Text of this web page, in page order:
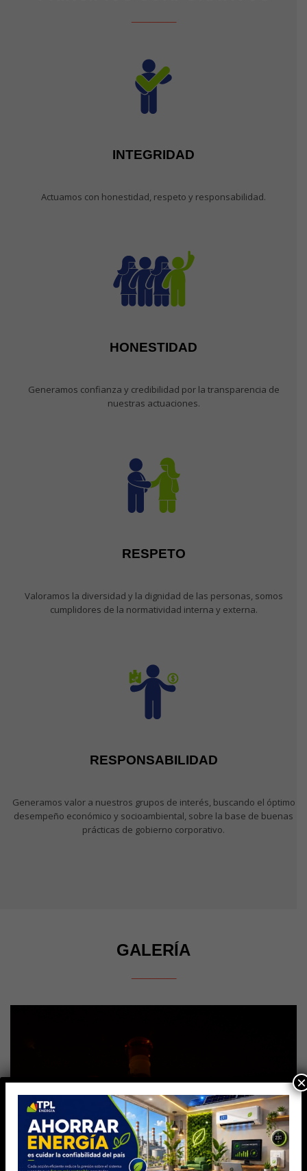
INTEGRIDAD
Actuamos con honestidad, respeto y responsabilidad.
HONESTIDAD
Generamos confianza y credibilidad por la transparencia de
nuestras actuaciones.
RESPETO
Valoramos la diversidad y la dignidad de las personas, somos
cumplidores de la normatividad interna y externa.
RESPONSABILIDAD
Generamos valor a nuestros grupos de interés, buscando el óptimo
desempeño económico y socioambiental, sobre la base de buenas
prácticas de gobierno corporativo.
GALERÍA
×